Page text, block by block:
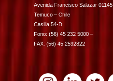
Avenida Francisco Salazar 01145
Temuco – Chile
Casilla 54-D
Fono: (56) 45 232 5000 –
FAX: (56) 45 2592822